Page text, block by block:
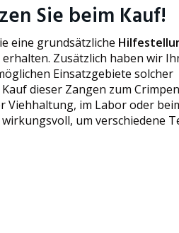
Sie beim Kauf!
eine grundsätzliche
erhalten. Zusätzlich haben wir
Einsatzgebiete solcher
dieser Zangen zum
Viehhaltung, im Labor oder
um verschiedene